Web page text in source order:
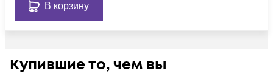
В корзину
Купившие то, чем вы